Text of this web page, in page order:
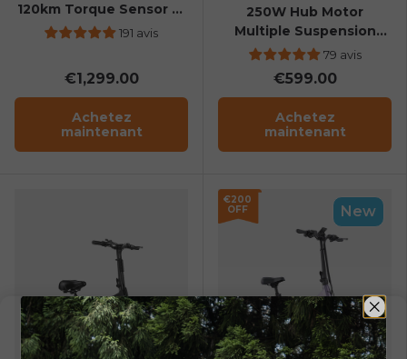
120km Torque Sensor E-
Bike 191 avis
€1,299.00
Achetez
maintenant
250W Hub Motor
Multiple Suspension
Folding Electric Mini
Bike
79 avis
€599.00
Achetez
maintenant
New
€200
OFF